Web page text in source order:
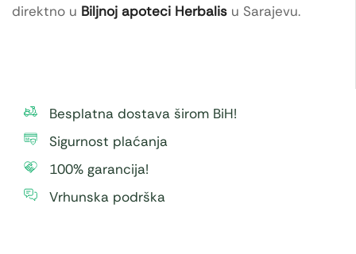
direktno u Biljnoj apoteci Herbalis u Sarajevu.
Besplatna dostava širom BiH!
Sigurnost plaćanja
100% garancija!
Vrhunska podrška